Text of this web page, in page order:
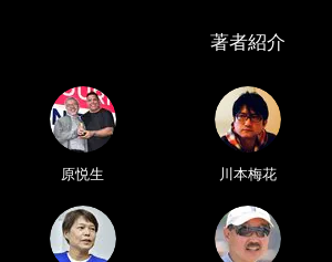
著者紹介
原悦生 川本梅花